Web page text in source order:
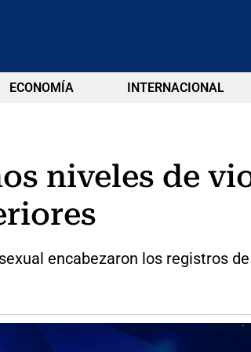
ECONOMÍA INTERNACIONAL
niveles de
encabezaron los registros